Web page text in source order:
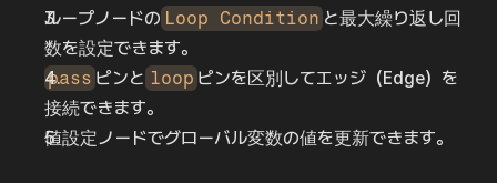
ループノードの Loop Condition と最大繰り返し回
数を設定できます。
pass ピンと loop ピンを区別してエッジ（Edge）を
接続できます。
値設定ノードでグローバル変数の値を更新できます。